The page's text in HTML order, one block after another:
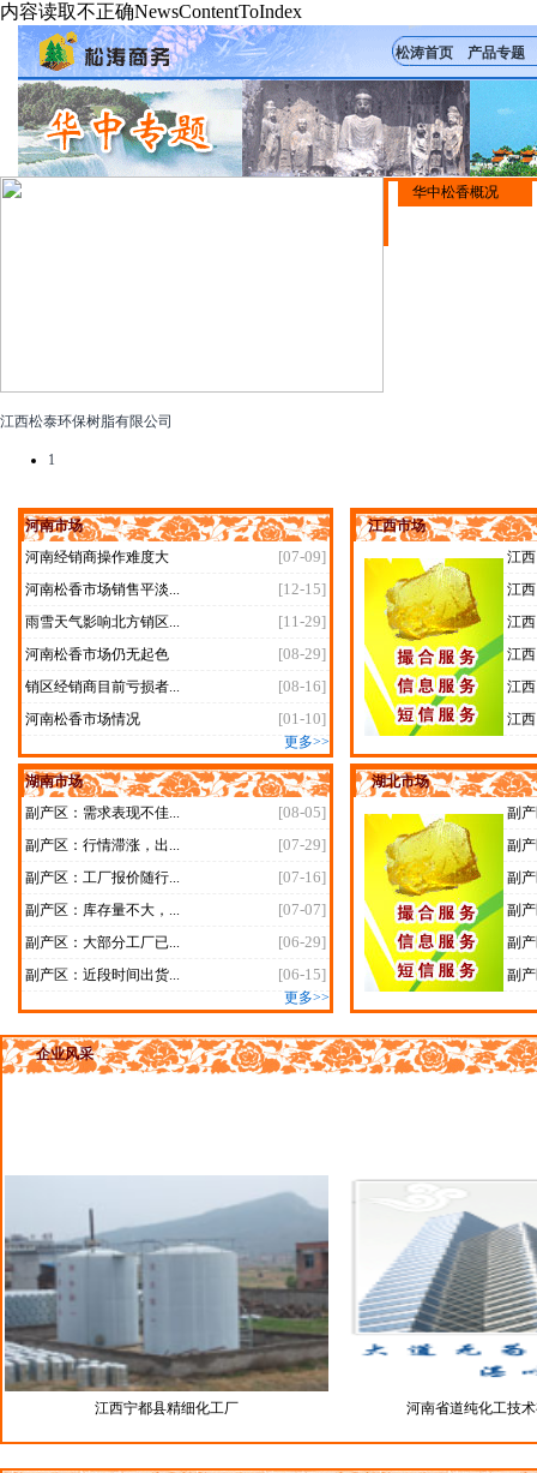
内容读取不正确NewsContentToIndex
松涛首页 产品专题
江西松泰环保树脂有限公司
1
华中松香概况
河南市场
河南经销商操作难度大
[07-09]
河南松香市场销售平淡... [12-15]
雨雪天气影响北方销区... [11-29]
河南松香市场仍无起色 [08-29]
销区经销商目前亏损者... [08-16]
河南松香市场情况 [01-10]
更多>>
江西市场
江
江
江
江
江
江
湖南市场
副产区：需求表现不佳...
[08-05]
副产区：行情滞涨，出... [07-29]
副产区：工厂报价随行... [07-16]
副产区：库存量不大，... [07-07]
副产区：大部分工厂已... [06-29]
副产区：近段时间出货... [06-15]
更多>>
湖北市场
副
副
副
副
副
副
企业风采
江西宁都县精细化工厂 河南省道纯化工技